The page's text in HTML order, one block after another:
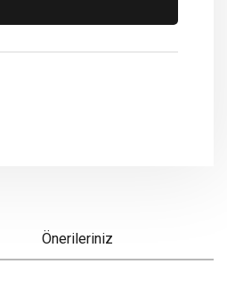
Önerileriniz